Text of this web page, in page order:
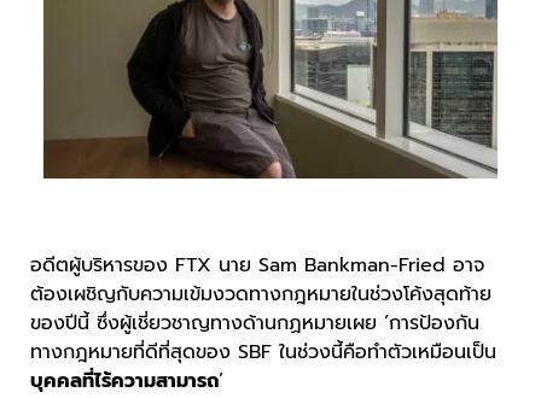
อดีตผู้บริหารของ FTX นาย Sam Bankman-Fried อาจ
ต้องเผชิญกับความเข้มงวดทางกฎหมายในช่วงโค้งสุดท้าย
ของปีนี้ ซึ่งผู้เชี่ยวชาญทางด้านกฏหมายเผย ‘การป้องกัน
ทางกฎหมายที่ดีที่สุดของ SBF ในช่วงนี้คือทำตัวเหมือนเป็น
บุคคลที่ไร้ความสามารถ’